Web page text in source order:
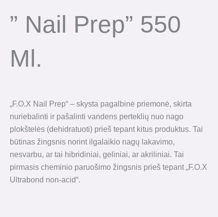
” Nail Prep” 550
Ml.
„F.O.X Nail Prep“ – skysta pagalbinė priemonė, skirta
nuriebalinti ir pašalinti vandens perteklių nuo nago
plokštelės (dehidratuoti) prieš tepant kitus produktus. Tai
būtinas žingsnis norint ilgalaikio nagų lakavimo,
nesvarbu, ar tai hibridiniai, geliniai, ar akriliniai. Tai
pirmasis cheminio paruošimo žingsnis prieš tepant „F.O.X
Ultrabond non-acid“.